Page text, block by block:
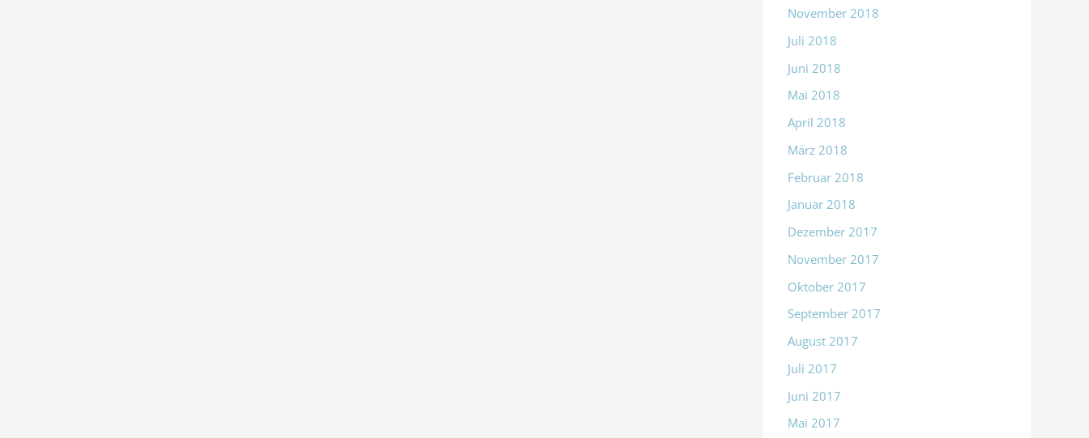
November 2018
Juli 2018
Juni 2018
Mai 2018
April 2018
März 2018
Februar 2018
Januar 2018
Dezember 2017
November 2017
Oktober 2017
September 2017
August 2017
Juli 2017
Juni 2017
Mai 2017